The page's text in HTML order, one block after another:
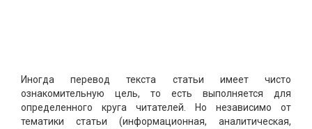
Иногда перевод текста статьи имеет чисто
ознакомительную цель, то есть выполняется для
определенного круга читателей. Но независимо от
тематики статьи (информационная, аналитическая,